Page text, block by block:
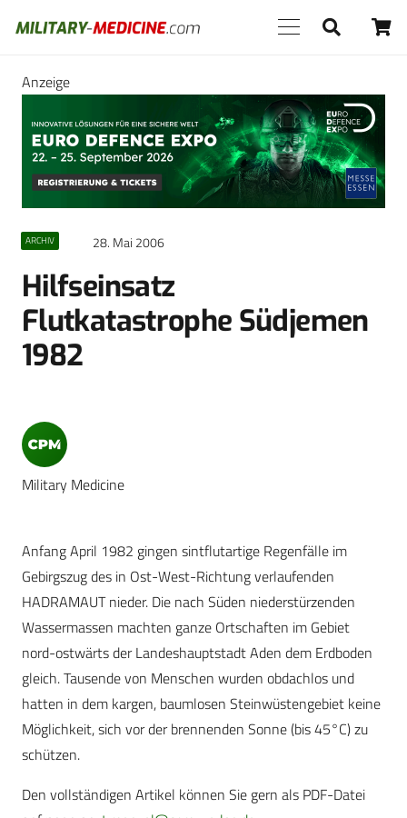
Anzeige
ARCHIV 28. Mai 2006
Hilfseinsatz
Flutkatastrophe Südjemen
1982
Military Medicine
Anfang April 1982 gingen sintflutartige Regenfälle im
Gebirgszug des in Ost-West-Richtung verlaufenden
HADRAMAUT nieder. Die nach Süden niederstürzenden
Wassermassen machten ganze Ortschaften im Gebiet
nord-ostwärts der Landeshauptstadt Aden dem Erdboden
gleich. Tausende von Menschen wurden obdachlos und
hatten in dem kargen, baumlosen Steinwüstengebiet keine
Möglichkeit, sich vor der brennenden Sonne (bis 45°C) zu
schützen.
Den vollständigen Artikel können Sie gern als PDF-Datei